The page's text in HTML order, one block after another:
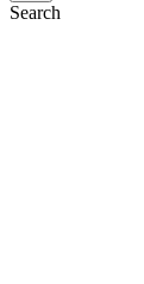
Search